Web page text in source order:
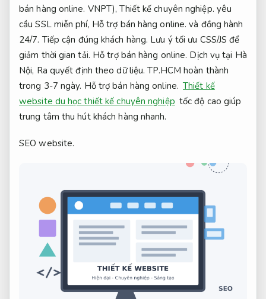
bán hàng online. VNPT),Thiết kế chuyên nghiệp. yêu
cầu SSL miễn phí, Hỗ trợ bán hàng online. và đồng hành
24/7. Tiếp cận đúng khách hàng. Lưu ý tối ưu CSS/JS để
giảm thời gian tải. Hỗ trợ bán hàng online. Dịch vụ tại Hà
Nội, Ra quyết định theo dữ liệu. TP.HCM hoàn thành
trong 3-7 ngày. Hỗ trợ bán hàng online. Thiết kế
website du học thiết kế chuyên nghiệp tốc độ cao giúp
trung tâm thu hút khách hàng nhanh.
SEO website.